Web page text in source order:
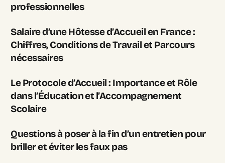
professionnelles
Salaire d’une Hôtesse d’Accueil en France :
Chiffres, Conditions de Travail et Parcours
nécessaires
Le Protocole d’Accueil : Importance et Rôle
dans l’Éducation et l’Accompagnement
Scolaire
Questions à poser à la fin d’un entretien pour
briller et éviter les faux pas